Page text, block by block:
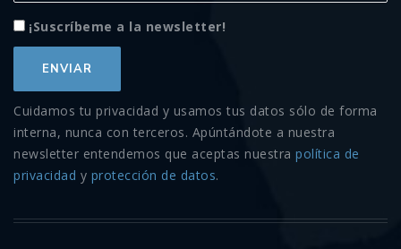
¡Suscríbeme a la newsletter!
Cuidamos tu privacidad y usamos tus datos sólo de forma
interna, nunca con terceros. Apúntándote a nuestra
newsletter entendemos que aceptas nuestra política de
privacidad y protección de datos.